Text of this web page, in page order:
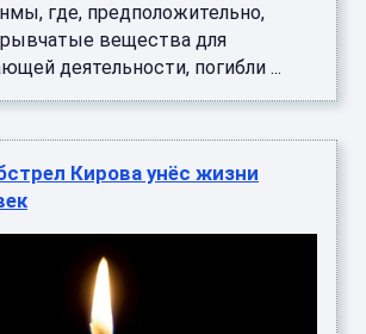
где, предположительно,
вещества для
деятельности, погибли ...
Кирова унёс жизни